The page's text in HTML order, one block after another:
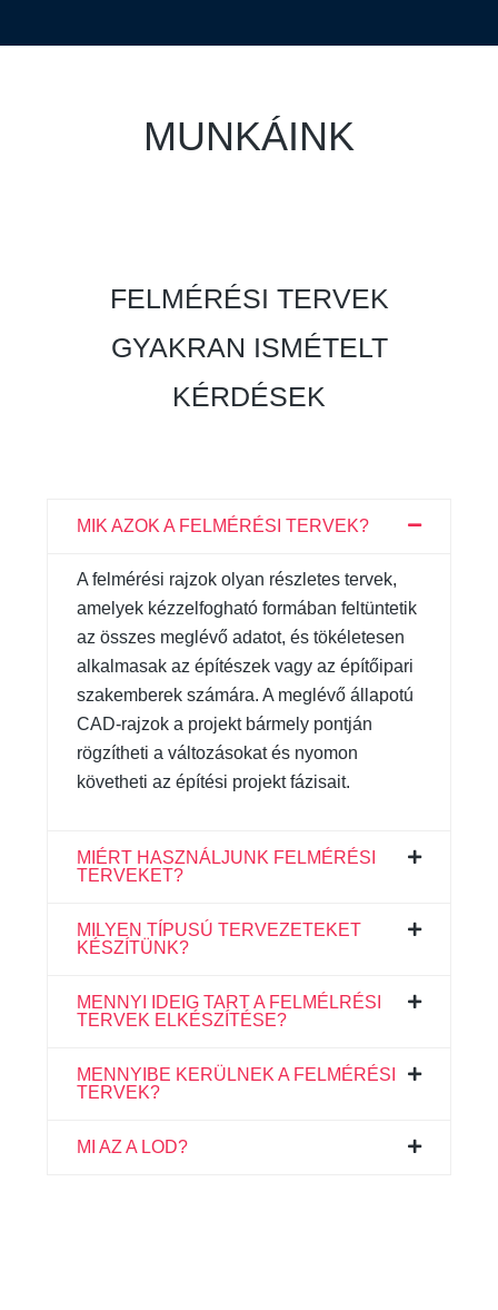
MUNKÁINK
FELMÉRÉSI TERVEK
GYAKRAN ISMÉTELT
KÉRDÉSEK
MIK AZOK A FELMÉRÉSI TERVEK?
A felmérési rajzok olyan részletes tervek,
amelyek kézzelfogható formában feltüntetik
az összes meglévő adatot, és tökéletesen
alkalmasak az építészek vagy az építőipari
szakemberek számára. A meglévő állapotú
CAD-rajzok a projekt bármely pontján
rögzítheti a változásokat és nyomon
követheti az építési projekt fázisait.
MIÉRT HASZNÁLJUNK FELMÉRÉSI
TERVEKET?
MILYEN TÍPUSÚ TERVEZETEKET
KÉSZÍTÜNK?
MENNYI IDEIG TART A FELMÉLRÉSI
TERVEK ELKÉSZÍTÉSE?
MENNYIBE KERÜLNEK A FELMÉRÉSI
TERVEK?
MI AZ A LOD?